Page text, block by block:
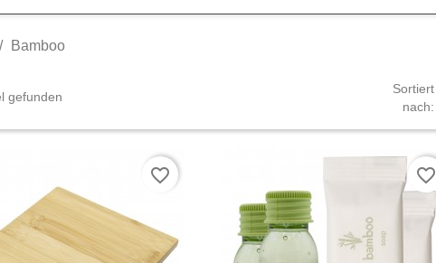
Bamboo
gefunden
Sortiert
nach:
favorite_border favorite_border